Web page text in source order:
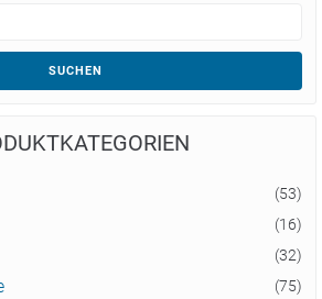
SUCHEN
(53)
(16)
(32)
(75)